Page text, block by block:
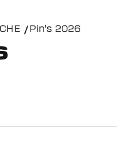
Pin's 2026